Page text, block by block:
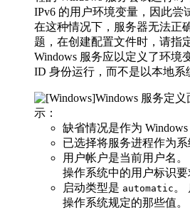
IPv6 的用户环境变量，因此尝
在这种情况下，服务器无法正
题，在创建配置文件时，请指
Windows 服务应以定义了环境
ID 身份运行，而不是以本地系
Windows 服务定
示：
缺省情况是作为 Windows
已选择将服务进程作为系
用户帐户是当前用户名
操作系统中的用户标识要
启动类型是 automatic 。
操作系统规定的那些值